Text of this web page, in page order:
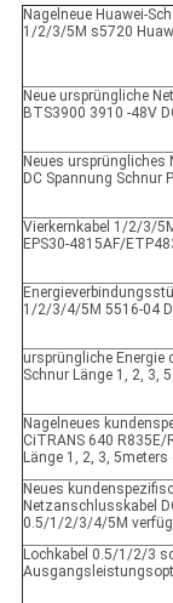
Nagelneue Huawei-
1/2/3/5M s5720
Neue ursprüngliche
BTS3900 3910 -48V
Neues
DC Spannung
Vierkernkabel 1/2/3/
EPS30-4815AF/
1/2/3/4/5M 5516-04
ursprüngliche Energie
Schnur Länge 1, 2, 3,
Nagelneues
CiTRANS 640
Länge 1, 2, 3, 5meters
Neues
Netzanschlusskabel
0.5/1/2/3/4/5M
Lochkabel 0.5/1/2/3